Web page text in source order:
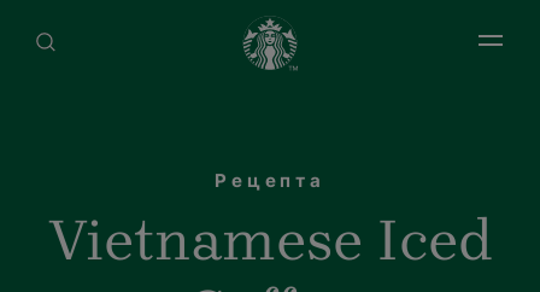
Open
Рецепта
Vietnamese Iced